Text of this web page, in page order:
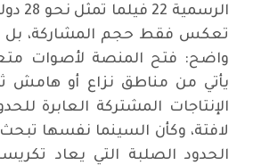
تعكس فقط حجم المشاركة،
واضح: فتح المنصة لأصوات
يأتي من مناطق نزاع أو هامش
الإنتاجات المشتركة العابرة
لافتة، وكأن السينما نفسها
الحدود الصلبة التي يعاد